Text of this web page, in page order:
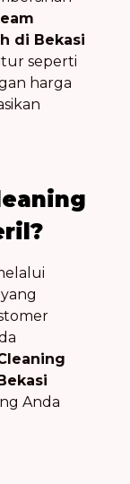
di Bekasi
seperti
harga
Anda